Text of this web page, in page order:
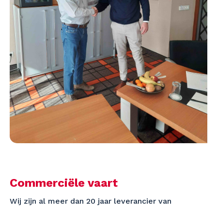
Commerciële vaart
Wij zijn al meer dan 20 jaar leverancier van